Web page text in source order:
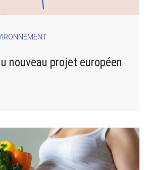
nouveau projet européen